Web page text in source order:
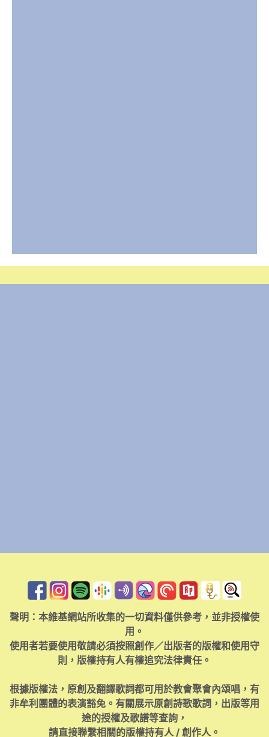
聲明：本維基網站所收集的一切資料僅供參考，並非授權使
用。
使用者若要使用敬請必須按照創作／出版者的版權和使用守
則，版權持有人有權追究法律責任。
根據版權法，原創及翻譯歌詞都可用於教會聚會內頌唱，有
非牟利團體的表演豁免。有關展示原創詩歌歌詞，出版等用
途的授權及歌譜等查詢，
請直接聯繫相關的版權持有人 / 創作人。